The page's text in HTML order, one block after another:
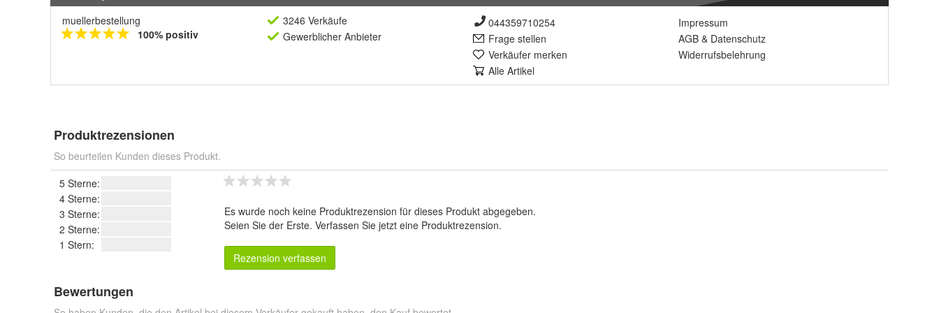
muellerbestellung
100% positiv
3246 Verkäufe
Gewerblicher Anbieter
044359710254
Frage stellen
Verkäufer merken
Alle Artikel
Impressum
AGB & Datenschutz
Widerrufsbelehrung
Produktrezensionen
So beurteilen Kunden dieses Produkt.
5 Sterne:
4 Sterne:
3 Sterne:
2 Sterne:
1 Stern:
Es wurde noch keine Produktrezension für dieses Produkt abgegeben.
Seien Sie der Erste. Verfassen Sie jetzt eine Produktrezension.
Rezension verfassen
Bewertungen